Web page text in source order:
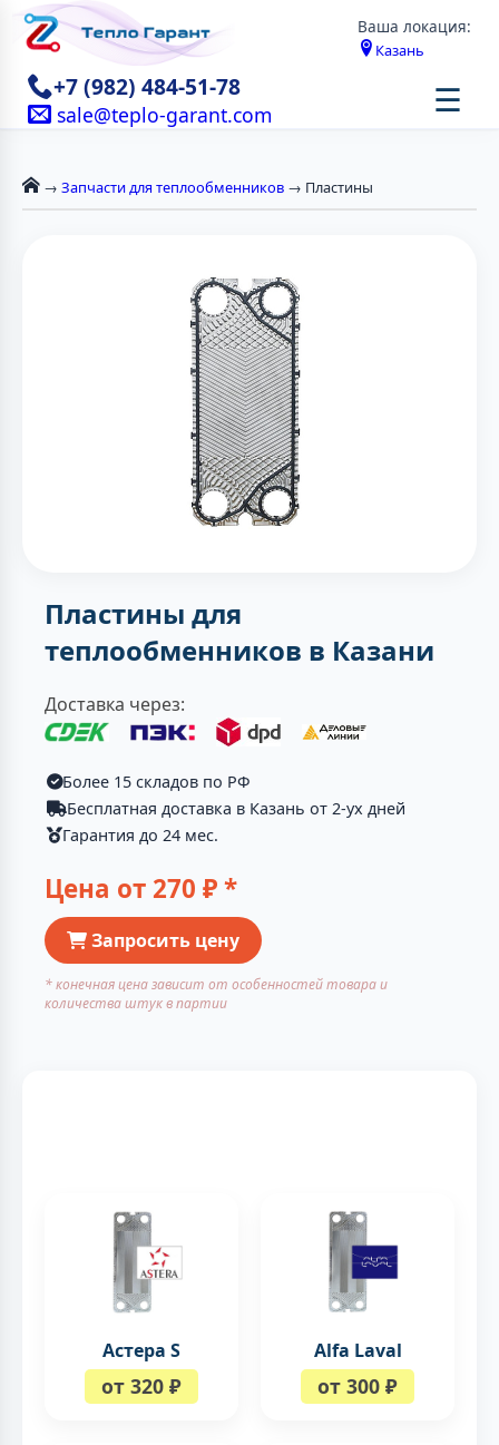
Ваша локация:
Казань
+7 (982) 484-51-78
sale@teplo-garant.com ☰
→ Запчасти для теплообменников → Пластины
Пластины для
теплообменников в Казани
Доставка через:
Более 15 складов по РФ
Бесплатная доставка в Казань от 2-ух дней
Гарантия до 24 мес.
Цена от 270 ₽ *
Запросить цену
* конечная цена зависит от особенностей товара и
количества штук в партии
Астера S
от 320 ₽
Alfa Laval
от 300 ₽